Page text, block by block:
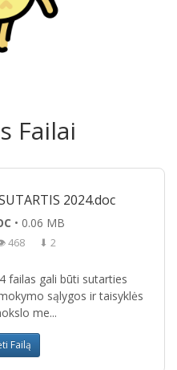
Failai
2024.doc
• 0.06 MB
468 ⬇ 2
failas gali būti sutarties
sąlygos ir taisyklės
me...
Failą